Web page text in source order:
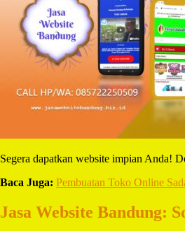
Segera dapatkan website impian Anda!
Baca Juga: Pembuatan Toko Online
Jasa Website Bandung: